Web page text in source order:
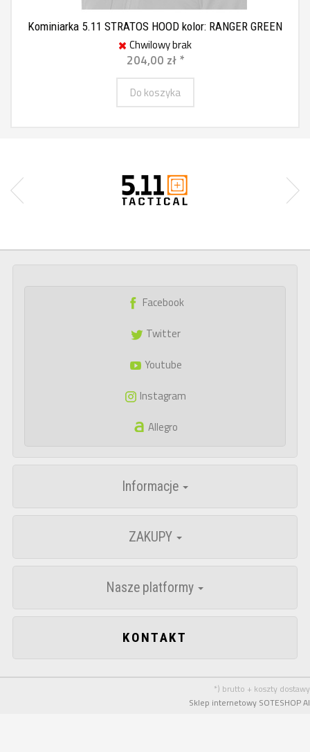
Kominiarka 5.11 STRATOS HOOD kolor: RANGER GREEN
Chwilowy brak
204,00 zł *
Do koszyka
Facebook
Twitter
Youtube
Instagram
Allegro
Informacje
ZAKUPY
Nasze platformy
KONTAKT
*) brutto + koszty dostawy
Sklep internetowy SOTESHOP AI